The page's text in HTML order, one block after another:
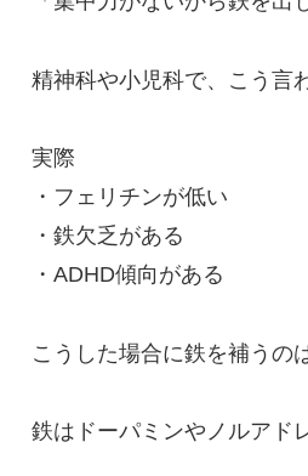
精神科や小児科で、こう言
実際
・フェリチンが低い
・鉄欠乏がある
・ADHD傾向がある
こうした場合に鉄を補うの
鉄はドーパミンやノルアド